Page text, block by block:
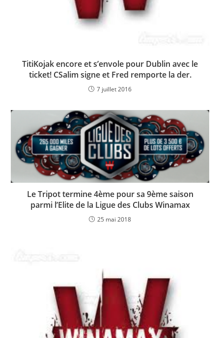
TitiKojak encore et s’envole pour Dublin avec le
ticket! CSalim signe et Fred remporte la der.
7 juillet 2016
Le Tripot termine 4ème pour sa 9ème saison
parmi l’Elite de la Ligue des Clubs Winamax
25 mai 2018